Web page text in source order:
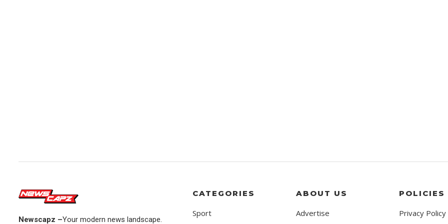
Newscapz –Your modern news landscape.
CATEGORIES
Sport
ABOUT US
Advertise
POLICIES
Privacy Policy